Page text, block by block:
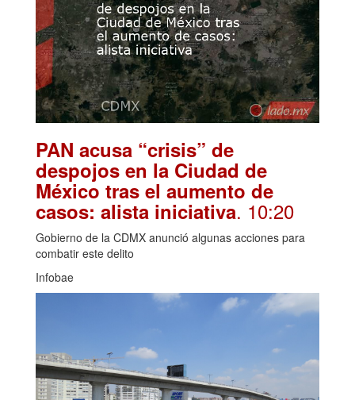
PAN acusa “crisis” de
despojos en la Ciudad de
México tras el aumento de
casos: alista iniciativa. 10:20
Gobierno de la CDMX anunció algunas acciones para
combatir este delito
Infobae